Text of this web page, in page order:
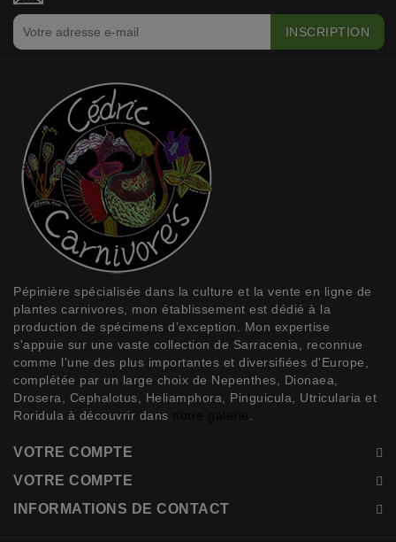
Pépinière spécialisée dans la culture et la vente en ligne de
plantes carnivores, mon établissement est dédié à la
production de spécimens d’exception. Mon expertise
s'appuie sur une vaste collection de Sarracenia, reconnue
comme l'une des plus importantes et diversifiées d'Europe,
complétée par un large choix de Nepenthes, Dionaea,
Drosera, Cephalotus, Heliamphora, Pinguicula, Utricularia et
Roridula à découvrir dans .
VOTRE COMPTE
VOTRE COMPTE
INFORMATIONS DE CONTACT